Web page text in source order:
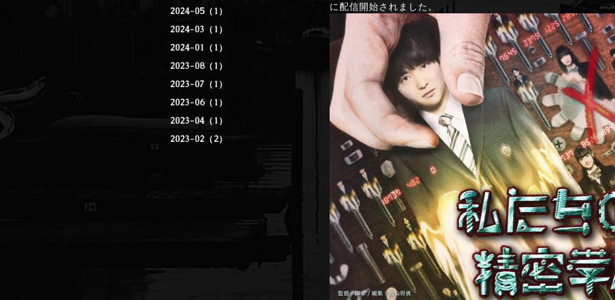
2024-05（1）
2024-03（1）
2024-01（1）
2023-08（1）
2023-07（1）
2023-06（1）
2023-04（1）
2023-02（2）
に配信開始されました。